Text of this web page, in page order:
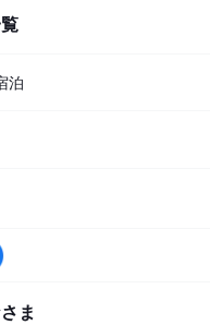
泊
ま